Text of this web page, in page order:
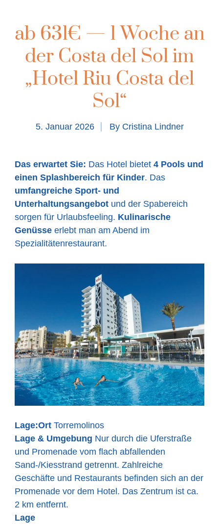
ab 631€ — 1 Woche an
der Costa del Sol im
„Hotel Riu Costa del
Sol“
5. Januar 2026 By Cristina Lindner
Das erwartet Sie: Das Hotel bietet 4 Pools und
einen Splashbereich für Kinder. Das
umfangreiche Sport- und
Unterhaltungsangebot und der Spabereich
sorgen für Urlaubsfeeling. Kulinarische
Genüsse erlebt man am Abend im
Spezialitätenrestaurant.
Lage:Ort Torremolinos
Lage & Umgebung Nur durch die Uferstraße
und Promenade vom flach abfallenden
Sand-/Kiesstrand getrennt. Zahlreiche
Geschäfte und Restaurants befinden sich an der
Promenade vor dem Hotel. Das Zentrum ist ca.
2 km entfernt.
Lage